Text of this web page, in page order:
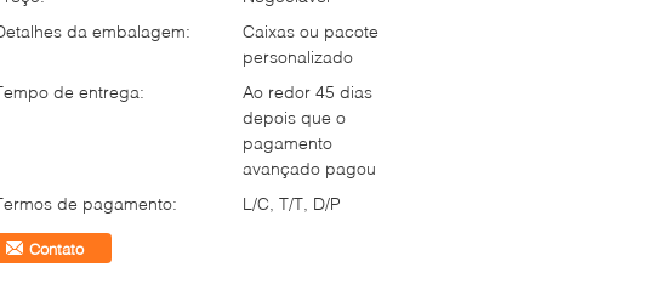
da embalagem:
Caixas ou pacote
personalizado
de entrega:
Ao redor 45 dias
depois que o
pagamento
avançado pagou
de pagamento:
L/C, T/T, D/P
Contato